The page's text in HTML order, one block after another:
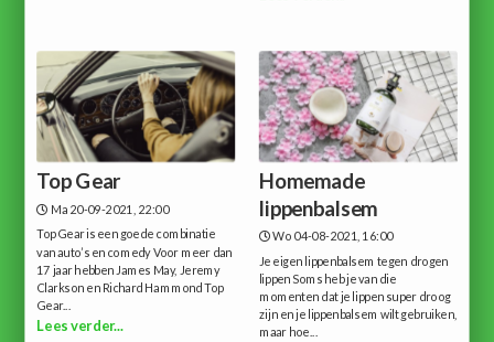
Top Gear
Ma 20-09-2021, 22:00
Top Gear is een goede combinatie
van auto’s en comedy Voor meer dan
17 jaar hebben James May, Jeremy
Clarkson en Richard Hammond Top
Gear...
Lees verder...
Homemade
lippenbalsem
Wo 04-08-2021, 16:00
Je eigen lippenbalsem tegen drogen
lippen Soms heb je van die
momenten dat je lippen super droog
zijn en je lippenbalsem wilt gebruiken,
maar hoe...